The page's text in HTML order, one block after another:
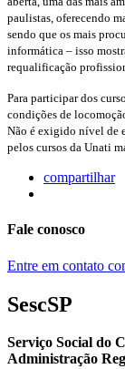
paulistas, oferecendo
sendo que os mais
informática – isso
requalificação
Para participar dos
condições de
Não é exigido nível de
pelos cursos da Unati
compartilhar
Fale conosco
Entre em contato
SescSP
Serviço Social do
Administração